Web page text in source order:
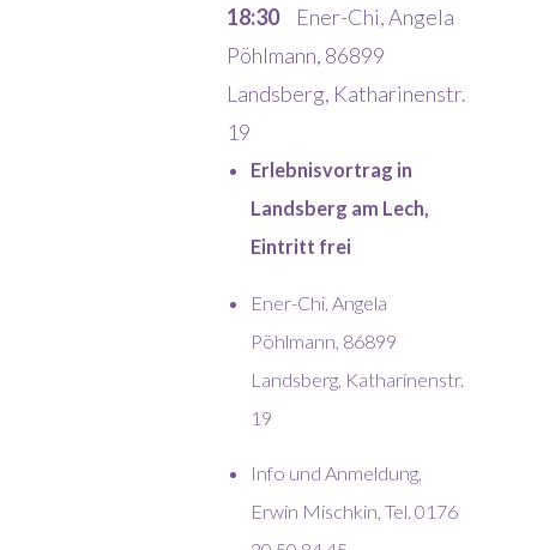
18:30
Ener-Chi, Angela
Pöhlmann, 86899
Landsberg, Katharinenstr.
19
Erlebnisvortrag in
Landsberg am Lech,
Eintritt frei
Ener-Chi, Angela
Pöhlmann, 86899
Landsberg, Katharinenstr.
19
Info und Anmeldung,
Erwin Mischkin, Tel. 0176